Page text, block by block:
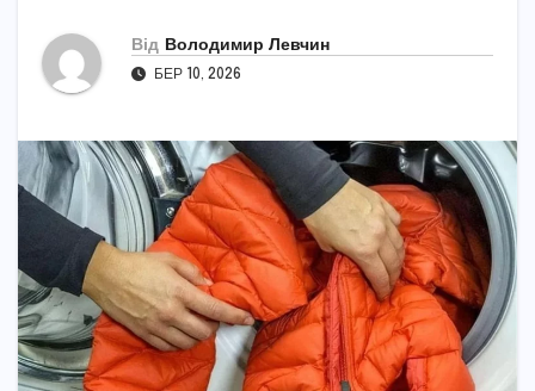
Від Володимир Левчин
БЕР 10, 2026